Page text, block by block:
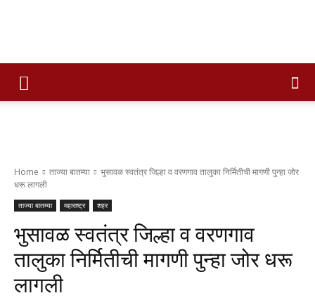
Times
Home ताज्या बातम्या
भुसावळ स्वतंत्र जिल्हा व वरणगाव तालुका निर्मितीची मागणी पुन्हा जोर
धरू लागली
ताज्या बातम्या महाराष्ट्र शहर
भुसावळ स्वतंत्र जिल्हा व वरणगाव
तालुका निर्मितीची मागणी पुन्हा जोर धरू
लागली